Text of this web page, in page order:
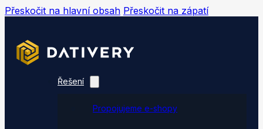
Přeskočit na hlavní obsah Přeskočit na zápatí
Řešení
Propojujeme e-shopy